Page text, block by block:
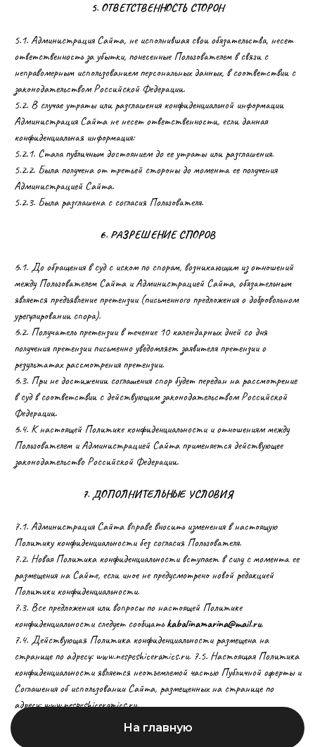
На главную
5. ОТВЕТСТВЕННОСТЬ СТОРОН
5.1. Администрация Сайта, не исполнившая свои обязательства, несет
ответственность за убытки, понесенные Пользователем в связи с
неправомерным использованием персональных данных, в соответствии с
законодательством Российской Федерации.
5.2. В случае утраты или разглашения конфиденциальной информации
Администрация Сайта не несет ответственности, если данная
конфиденциальная информация:
5.2.1. Стала публичным достоянием до ее утраты или разглашения.
5.2.2. Была получена от третьей стороны до момента ее получения
Администрацией Сайта.
5.2.3. Была разглашена с согласия Пользователя.
6. РАЗРЕШЕНИЕ СПОРОВ
6.1. До обращения в суд с иском по спорам, возникающим из отношений
между Пользователем Сайта и Администрацией Сайта, обязательным
является предъявление претензии (письменного предложения о добровольном
урегулировании спора).
6.2. Получатель претензии в течение 10 календарных дней со дня
получения претензии письменно уведомляет заявителя претензии о
результатах рассмотрения претензии.
6.3. При не достижении соглашения спор будет передан на рассмотрение
в суд в соответствии с действующим законодательством Российской
Федерации.
6.4. К настоящей Политике конфиденциальности и отношениям между
Пользователем и Администрацией Сайта применяется действующее
законодательство Российской Федерации.
7. ДОПОЛНИТЕЛЬНЫЕ УСЛОВИЯ
7.1. Администрация Сайта вправе вносить изменения в настоящую
Политику конфиденциальности без согласия Пользователя.
7.2. Новая Политика конфиденциальности вступает в силу с момента ее
размещения на Сайте, если иное не предусмотрено новой редакцией
Политики конфиденциальности.
7.3. Все предложения или вопросы по настоящей Политике
конфиденциальности следует сообщатьkabalinamarina@mail.ru.
7.4. Действующая Политика конфиденциальности размещена на
странице по адресу: www.nespeshiceramics.ru. 7.5. Настоящая Политика
конфиденциальности является неотъемлемой частью Публичной оферты и
Соглашения об использовании Сайта, размещенных на странице по
адресу: www.nespeshiceramics.ru.